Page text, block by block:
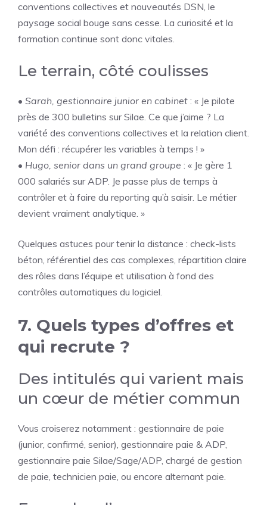
conventions collectives et nouveautés DSN, le
paysage social bouge sans cesse. La curiosité et la
formation continue sont donc vitales.
Le terrain, côté coulisses
• Sarah, gestionnaire junior en cabinet : « Je pilote
près de 300 bulletins sur Silae. Ce que j’aime ? La
variété des conventions collectives et la relation client.
Mon défi : récupérer les variables à temps ! »
• Hugo, senior dans un grand groupe : « Je gère 1
000 salariés sur ADP. Je passe plus de temps à
contrôler et à faire du reporting qu’à saisir. Le métier
devient vraiment analytique. »
Quelques astuces pour tenir la distance : check-lists
béton, référentiel des cas complexes, répartition claire
des rôles dans l’équipe et utilisation à fond des
contrôles automatiques du logiciel.
7. Quels types d’offres et
qui recrute ?
Des intitulés qui varient mais
un cœur de métier commun
Vous croiserez notamment : gestionnaire de paie
(junior, confirmé, senior), gestionnaire paie & ADP,
gestionnaire paie Silae/Sage/ADP, chargé de gestion
de paie, technicien paie, ou encore alternant paie.